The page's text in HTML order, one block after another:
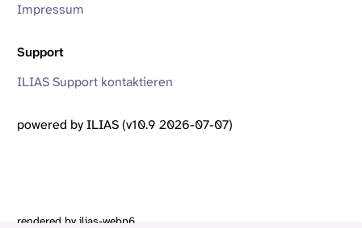
Impressum
Support
ILIAS Support kontaktieren
powered by ILIAS (v10.9 2026-07-07)
rendered by ilias-webp6